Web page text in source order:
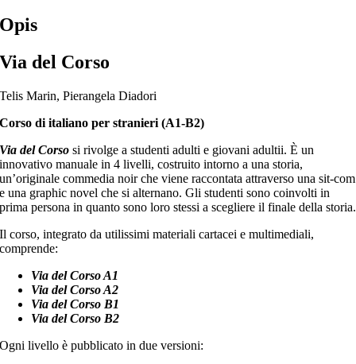
Opis
Via del Corso
Telis Marin, Pierangela Diadori
Corso di italiano per stranieri (A1-B2)
Via del Corso si rivolge a studenti adulti e giovani adultii. È un
innovativo manuale in 4 livelli, costruito intorno a una storia,
un’originale commedia noir che viene raccontata attraverso una sit-com
e una graphic novel che si alternano. Gli studenti sono coinvolti in
prima persona in quanto sono loro stessi a scegliere il finale della storia.
Il corso, integrato da utilissimi materiali cartacei e multimediali,
comprende:
Via del Corso A1
Via del Corso A2
Via del Corso B1
Via del Corso B2
Ogni livello è pubblicato in due versioni: